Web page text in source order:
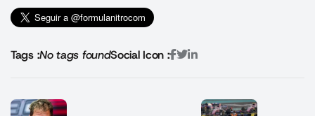
Tags :No tags foundSocial Icon :